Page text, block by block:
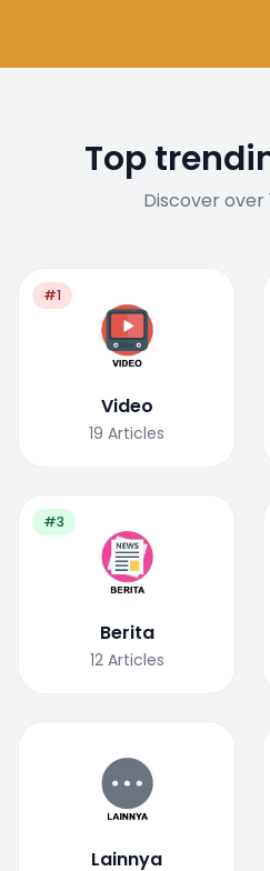
Top
Discover over
#1
Video
19 Articles
#3
Berita
12 Articles
Lainnya